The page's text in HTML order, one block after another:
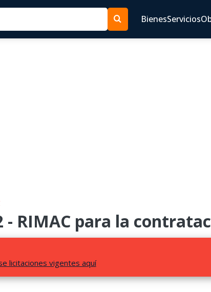
BienesServicios
- RIMAC para la
licitaciones vigentes aquí